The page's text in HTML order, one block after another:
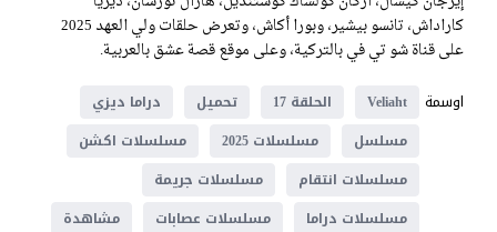
كاراداش، تانسو بيشير، وبورا أكاش، وتعرض حلقات ولي العهد 2025
على قناة شو تي في بالتركية، وعلى موقع قصة عشق بالعربية.
اوسمة
Veliaht الحلقة 17 تحميل
دراما ديزي
مسلسل
مسلسلات 2025
مسلسلات اكشن
مسلسلات انتقام
مسلسلات جريمة
مسلسلات دراما
مسلسلات عصابات
مشاهدة